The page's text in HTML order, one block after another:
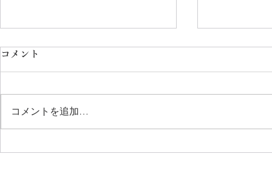
2023-2024 久々に投稿しよう
コメント
コメントを追加…